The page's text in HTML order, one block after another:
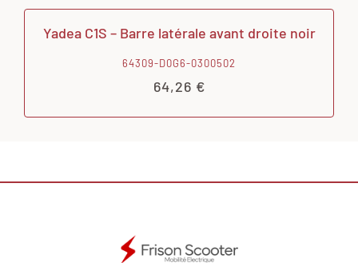
Yadea C1S – Barre latérale avant droite noir
64309-D0G6-0300502
64,26 €